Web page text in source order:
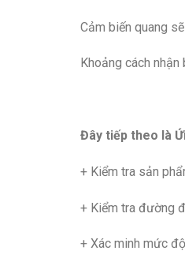
Cảm biến quang
Khoảng cách
Đây tiếp theo là
+ Kiểm tra sản
+ Kiểm tra đường
+ Xác minh mức